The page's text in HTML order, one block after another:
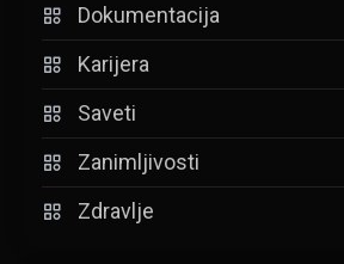
Dokumentacija
Karijera
Saveti
Zanimljivosti
Zdravlje